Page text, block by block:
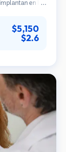
en las
de tiras.
$5,150
$2.6